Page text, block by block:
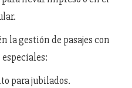
la gestión de pasajes con
para jubilados.